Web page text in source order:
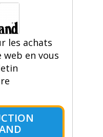
les achats
en vous